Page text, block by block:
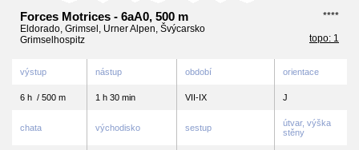
****
topo: 1
Forces Motrices - 6aA0, 500 m
Eldorado, Grimsel, Urner Alpen, Švýcarsko
Grimselhospitz
výstup nástup období orientace
6 h / 500 m 1 h 30 min VII-IX J
chata východisko sestup
útvar, výška
stěny